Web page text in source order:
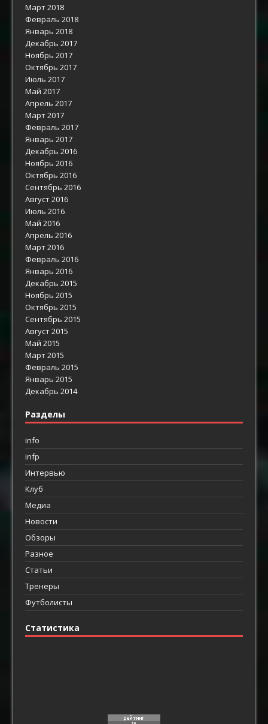
Март 2018
Февраль 2018
Январь 2018
Декабрь 2017
Ноябрь 2017
Октябрь 2017
Июль 2017
Май 2017
Апрель 2017
Март 2017
Февраль 2017
Январь 2017
Декабрь 2016
Ноябрь 2016
Октябрь 2016
Сентябрь 2016
Август 2016
Июль 2016
Май 2016
Апрель 2016
Март 2016
Февраль 2016
Январь 2016
Декабрь 2015
Ноябрь 2015
Октябрь 2015
Сентябрь 2015
Август 2015
Май 2015
Март 2015
Февраль 2015
Январь 2015
Декабрь 2014
Разделы
info
infp
Интервью
Клуб
Медиа
Новости
Обзоры
Разное
Статьи
Тренеры
Футболисты
Статистика